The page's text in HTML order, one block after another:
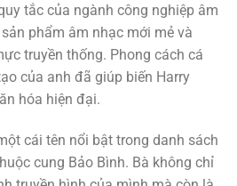
tắc của ngành công nghiệp âm
phẩm âm nhạc mới mẻ và
truyền thống. Phong cách cá
của anh đã giúp biến Harry
hóa hiện đại.
cái tên nổi bật trong danh sách
cung Bảo Bình. Bà không chỉ